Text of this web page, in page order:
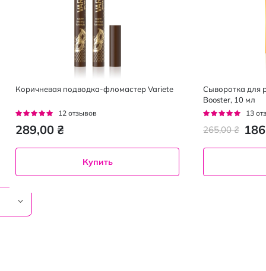
Коричневая подводка-фломастер Variete
Рейтинг:
12 отзывов
289,00 ₴
Купить
Сыворотка для
Booster, 10 мл
Рейтинг:
13
265,00 ₴